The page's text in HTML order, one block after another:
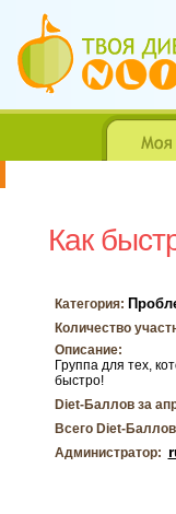
Как
Категория:
Количество
Описание:
Группа для тех,
быстро!
Diet-Баллов за
Всего Diet-
Администратор: